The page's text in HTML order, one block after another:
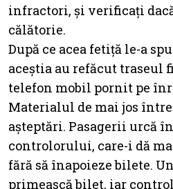
infractori, și verificați
călătorie.
După ce acea fetiță le-a
aceștia au refăcut traseul
telefon mobil pornit pe
Materialul de mai jos
așteptări. Pasagerii urcă
controlorului, care-i dă
fără să înapoieze bilete.
primească bilet, iar